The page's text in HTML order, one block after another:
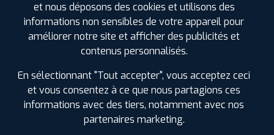
SPÉCIFICATIONS AVIS CLIENTS ÉTIQUETAGE
et nous déposons des cookies et utilisons des
informations non sensibles de votre appareil pour
améliorer notre site et afficher des publicités et
contenus personnalisés.
En sélectionnant "Tout accepter", vous acceptez ceci
et vous consentez à ce que nous partagions ces
informations avec des tiers, notamment avec nos
partenaires marketing.